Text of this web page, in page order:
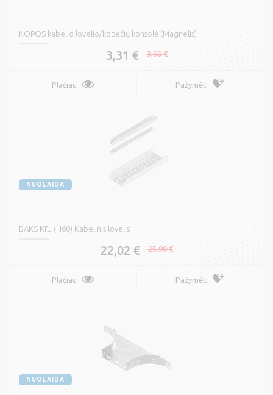
KOPOS kabelio lovelio/kopėčių konsolė (Magnelis)
3,31 € 3,90 €
Plačiau Pažymėti
NUOLAIDA
BAKS KFJ (H60) Kabelinis lovelis
22,02 € 25,90 €
Plačiau Pažymėti
NUOLAIDA